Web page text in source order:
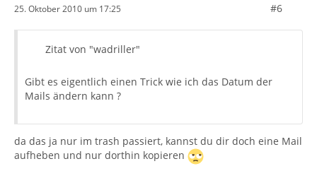
25. Oktober 2010 um 17:25 #6
Zitat von "wadriller"
Gibt es eigentlich einen Trick wie ich das Datum der
Mails ändern kann ?
da das ja nur im trash passiert, kannst du dir doch eine Mail
aufheben und nur dorthin kopieren